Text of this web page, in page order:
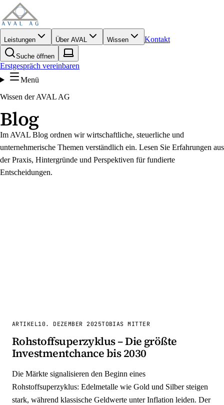
Leistungen Über AVAL Wissen Kontakt
Suche öffnen
Erstgespräch vereinbaren
Menü
Wissen der AVAL AG
Blog
Im AVAL Blog ordnen wir wirtschaftliche, steuerliche und
unternehmerische Themen verständlich ein. Lesen Sie Erfahrungen aus
der Praxis, Hintergründe und Perspektiven für fundierte
Entscheidungen.
ARTIKEL10. DEZEMBER 2025TOBIAS MITTER
Rohstoffsuperzyklus – Die größte
Investmentchance bis 2030
Die Märkte signalisieren den Beginn eines
Rohstoffsuperzyklus: Edelmetalle wie Gold und Silber steigen
stark, während klassische Geldwerte unter Inflation leiden. Der